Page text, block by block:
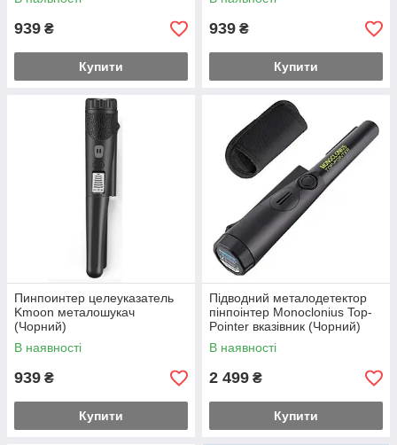
939 ₴
Купити
939 ₴
Купити
Пинпоинтер целеуказатель
Kmoon металошукач
(Чорний)
В наявності
939 ₴
Купити
Підводний металодетектор
пінпоінтер Monoclonius Top-
Pointer вказівник (Чорний)
В наявності
2 499 ₴
Купити